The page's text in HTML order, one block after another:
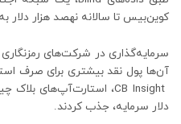
کوین‌بیس تا سالانه نهصد هزار دلار
سرمایه‌گذاری در شرکت‌های
آن‌ها پول نقد بیشتری برای صرف
دلار سرمایه، جذب کردند‌.